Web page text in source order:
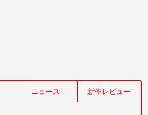
ニュース 新作レビュー